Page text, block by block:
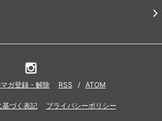
マガ登録・解除 RSS / ATOM
基づく表記 プライバシーポリシー